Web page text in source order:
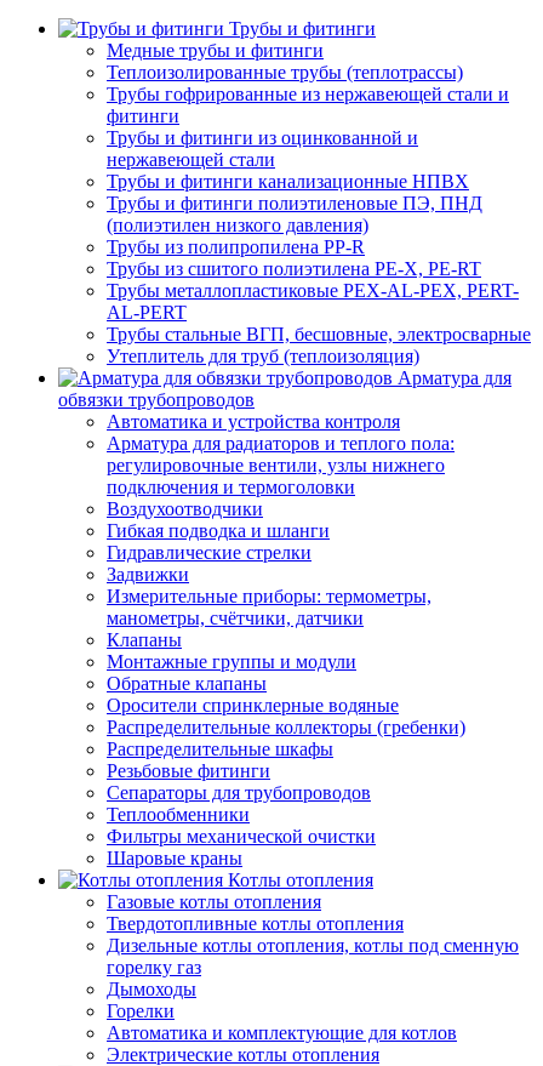
Трубы и фитинги
Медные трубы и фитинги
Теплоизолированные трубы (теплотрассы)
Трубы гофрированные из нержавеющей стали и
фитинги
Трубы и фитинги из оцинкованной и
нержавеющей стали
Трубы и фитинги канализационные НПВХ
Трубы и фитинги полиэтиленовые ПЭ, ПНД
(полиэтилен низкого давления)
Трубы из полипропилена PP-R
Трубы из сшитого полиэтилена PE-X, PE-RT
Трубы металлопластиковые PEX-AL-PEX, PERT-
AL-PERT
Трубы стальные ВГП, бесшовные, электросварные
Утеплитель для труб (теплоизоляция)
Арматура для
обвязки трубопроводов
Автоматика и устройства контроля
Арматура для радиаторов и теплого пола:
регулировочные вентили, узлы нижнего
подключения и термоголовки
Воздухоотводчики
Гибкая подводка и шланги
Гидравлические стрелки
Задвижки
Измерительные приборы: термометры,
манометры, счётчики, датчики
Клапаны
Монтажные группы и модули
Обратные клапаны
Оросители спринклерные водяные
Распределительные коллекторы (гребенки)
Распределительные шкафы
Резьбовые фитинги
Сепараторы для трубопроводов
Теплообменники
Фильтры механической очистки
Шаровые краны
Котлы отопления
Газовые котлы отопления
Твердотопливные котлы отопления
Дизельные котлы отопления, котлы под сменную
горелку газ
Дымоходы
Горелки
Автоматика и комплектующие для котлов
Электрические котлы отопления